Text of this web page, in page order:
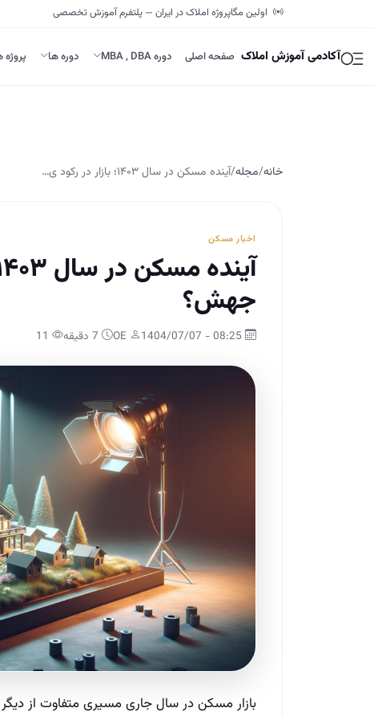
اولین مگاپروژه املاک در ایران — پلتفرم آموزش تخصصی
آکادمی آموزش املاک صفحه اصلی دوره MBA , DBA دوره ها
خانه/مجله/آینده مسکن در سال ۱۴۰۳؛ بازار در رکود ی…
اخبار مسکن
جهش؟
بازار مسکن در سال جاری مسیری متفاوت از